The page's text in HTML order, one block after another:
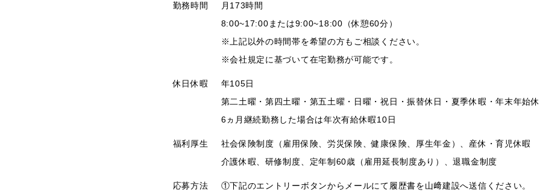
勤務時間
月173時間
8:00~17:00または9:00~18:00（休憩60分）
※上記以外の時間帯を希望の方もご相談ください。
※会社規定に基づいて在宅勤務が可能です。
休日休暇
年105日
第二土曜・第四土曜・第五土曜・日曜・祝日・振替休日・夏季休暇・年末年始
6ヵ月継続勤務した場合は年次有給休暇10日
福利厚生
社会保険制度（雇用保険、労災保険、健康保険、厚生年金）、産休・育児休暇
介護休暇、研修制度、定年制60歳（雇用延長制度あり）、退職金制度
応募方法
①下記のエントリーボタンからメールにて履歴書を山﨑建設へ送信ください。